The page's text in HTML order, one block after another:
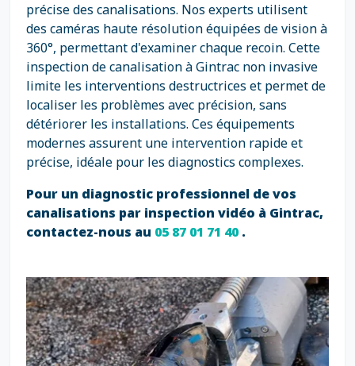
précise des canalisations. Nos experts utilisent
des caméras haute résolution équipées de vision à
360°, permettant d'examiner chaque recoin. Cette
inspection de canalisation à Gintrac non invasive
limite les interventions destructrices et permet de
localiser les problèmes avec précision, sans
détériorer les installations. Ces équipements
modernes assurent une intervention rapide et
précise, idéale pour les diagnostics complexes.
Pour un diagnostic professionnel de vos
canalisations par inspection vidéo à Gintrac,
contactez-nous au 05 87 01 71 40.